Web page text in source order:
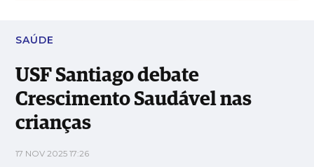
SAÚDE
USF Santiago debate
Crescimento Saudável nas
crianças
17 NOV 2025 17:26